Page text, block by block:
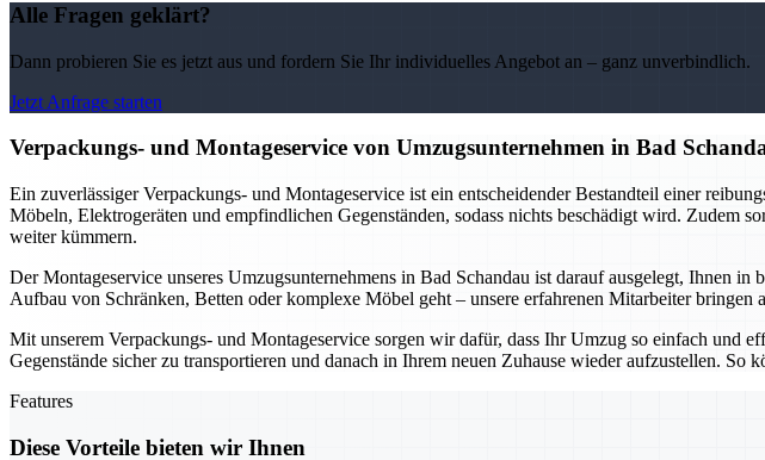
Alle Fragen geklärt?
Dann probieren Sie es jetzt aus und fordern Sie Ihr individuelles Angebot an – ganz unverbindlich.
Jetzt Anfrage starten
Verpackungs- und Montageservice von Umzugsunternehmen in Bad
Ein zuverlässiger Verpackungs- und Montageservice ist ein entscheidender Bestandteil einer
Möbeln, Elektrogeräten und empfindlichen Gegenständen, sodass nichts beschädigt wird. Zudem
weiter kümmern.
Der Montageservice unseres Umzugsunternehmens in Bad Schandau ist darauf ausgelegt, Ihnen
Aufbau von Schränken, Betten oder komplexe Möbel geht – unsere erfahrenen Mitarbeiter
Mit unserem Verpackungs- und Montageservice sorgen wir dafür, dass Ihr Umzug so einfach
Gegenstände sicher zu transportieren und danach in Ihrem neuen Zuhause wieder aufzustellen.
Features
Diese Vorteile bieten wir Ihnen